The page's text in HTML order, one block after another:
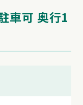
車可 奥行1